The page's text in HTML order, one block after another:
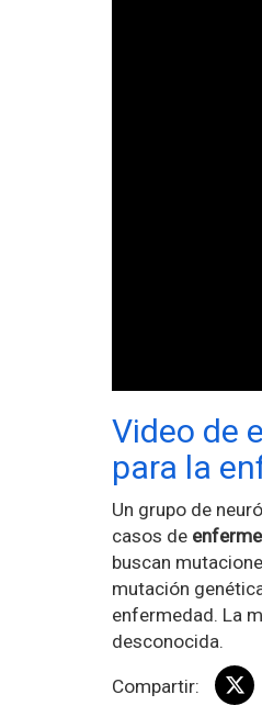
Video de
para la
Un grupo de
casos de
buscan
mutación
enfermedad. La
desconocida.
Compartir: